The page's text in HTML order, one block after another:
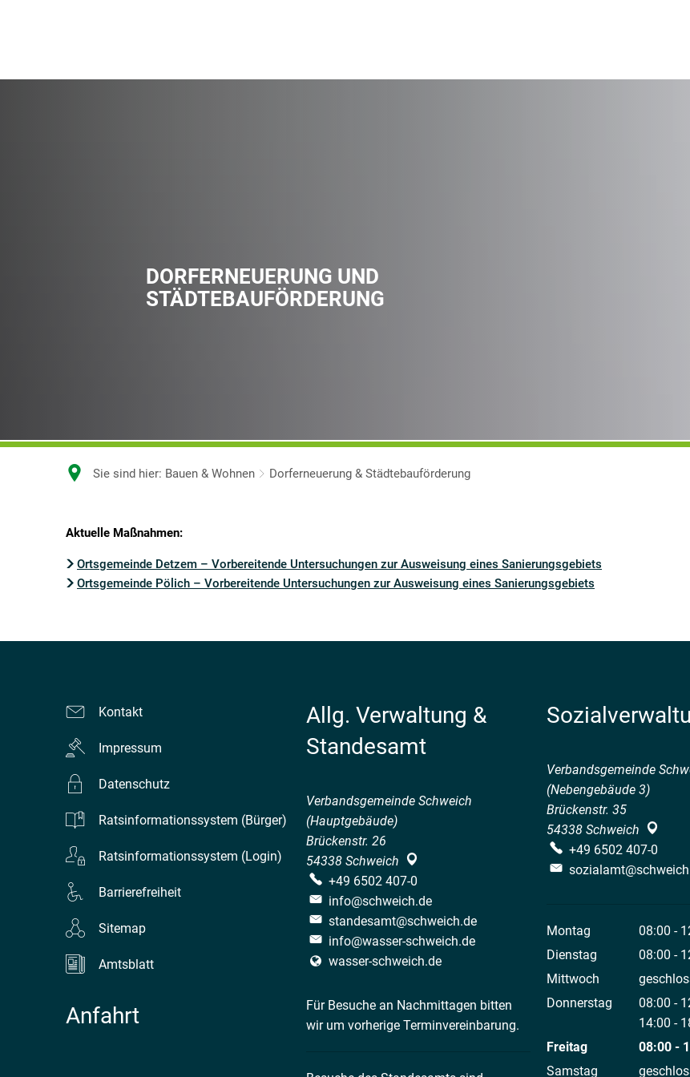
DORFERNEUERUNG UND
STÄDTEBAUFÖRDERUNG
Sie sind hier: Bauen & Wohnen Dorferneuerung & Städtebauförderung
Dorferneuerung
Aktuelle Maßnahmen:
Ortsgemeinde Detzem – Vorbereitende Untersuchungen zur Ausweisung eines Sanierungsgebiets
Ortsgemeinde Pölich – Vorbereitende Untersuchungen zur Ausweisung eines Sanierungsgebiets
Kontakt
Impressum
Datenschutz
Ratsinformationssystem (Bürger)
Ratsinformationssystem (Login)
Barrierefreiheit
Sitemap
Amtsblatt
Anfahrt
Allg. Verwaltung &
Standesamt
Verbandsgemeinde Schweich
(Hauptgebäude)
Brückenstr. 26
54338 Schweich
+49 6502 407-0
info@schweich.de
standesamt@schweich.de
info@wasser-schweich.de
wasser-schweich.de
Für Besuche an Nachmittagen bitten
wir um vorherige Terminvereinbarung.
Verbandsgemeinde
(Nebengebäude 3)
Brückenstr. 35
54338 Schweich
+49 6502 407-0
Montag 08:00 -
Von
Dienstag 08:00 -
Von
Mittwoch
Donnerstag
08:00 -
Von
14:00 -
Von
Freitag 08:00 -
Von
Samstag